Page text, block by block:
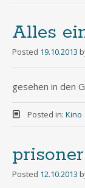
Alles
Posted 19.10.2013
gesehen in den
Posted in: Kino
Posted 12.10.2013